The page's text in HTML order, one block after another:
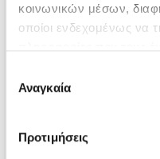
κοινωνικών μέσων,
οποίοι ενδεχομένως να
των υπηρεσιών τους.
συγκατάθεσης
Αναγκαία
Προτιμήσεις